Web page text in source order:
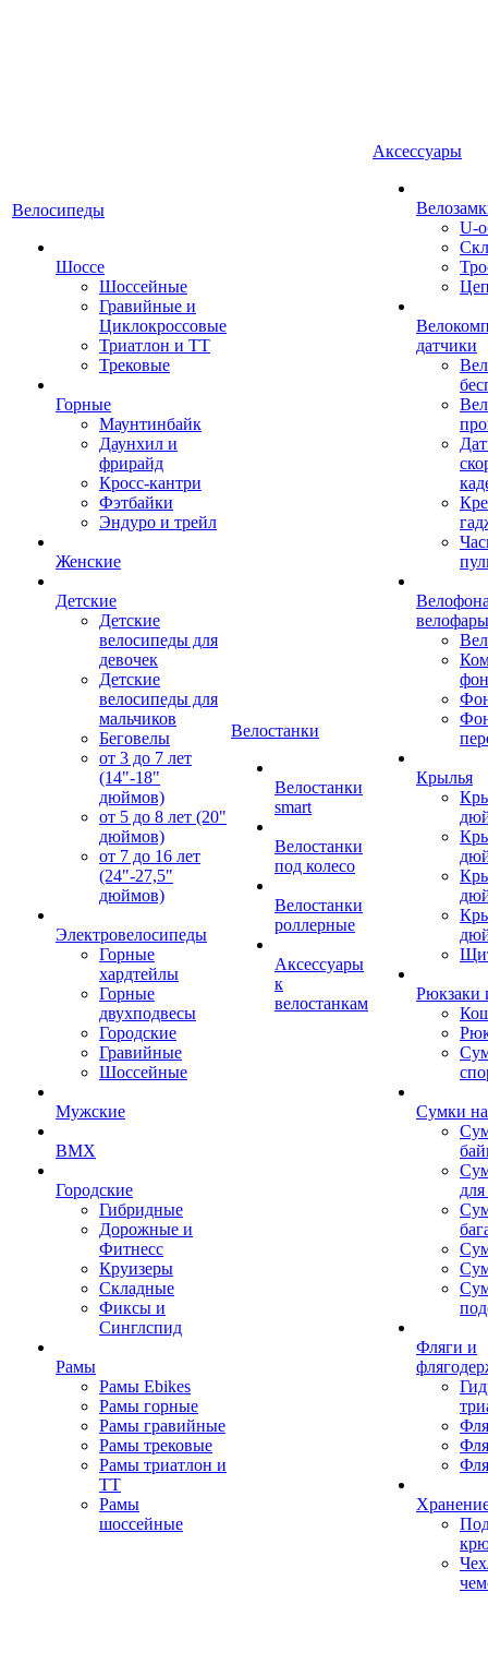
Велосипеды
Шоссе
Шоссейные
Гравийные и
Циклокроссовые
Триатлон и ТТ
Трековые
Горные
Маунтинбайк
Даунхил и
фрирайд
Кросс-кантри
Фэтбайки
Эндуро и трейл
Женские
Детские
Детские
велосипеды для
девочек
Детские
велосипеды для
мальчиков
Беговелы
от 3 до 7 лет
(14"-18"
дюймов)
от 5 до 8 лет (20"
дюймов)
от 7 до 16 лет
(24"-27,5"
дюймов)
Электровелосипеды
Горные
хардтейлы
Горные
двухподвесы
Городские
Гравийные
Шоссейные
Мужские
BMX
Городские
Гибридные
Дорожные и
Фитнесс
Круизеры
Складные
Фиксы и
Синглспид
Рамы
Рамы Ebikes
Рамы горные
Рамы гравийные
Рамы трековые
Рамы триатлон и
ТТ
Рамы
шоссейные
Велостанки
Велостанки
smart
Велостанки
под колесо
Велостанки
роллерные
Аксессуары
к
велостанкам
Аксессуары
U-
датчики
велофары
Крылья
Рюкзаки
Сумки
Фляги и